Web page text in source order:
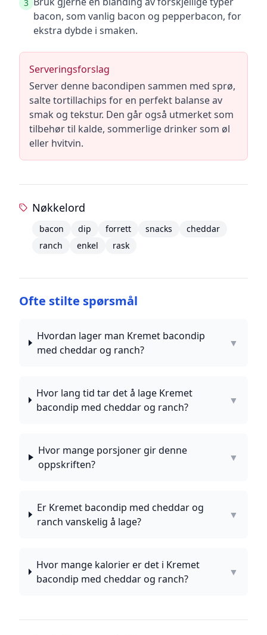
3
bacon, som vanlig bacon og pepperbacon, for
ekstra dybde i smaken.
Serveringsforslag
Server denne bacondipen sammen med sprø,
salte tortillachips for en perfekt balanse av
smak og tekstur. Den går også utmerket som
tilbehør til kalde, sommerlige drinker som øl
eller hvitvin.
Nøkkelord
bacon dip forrett snacks
cheddar
ranch
enkel rask
Ofte stilte spørsmål
Hvordan lager man Kremet bacondip
med cheddar og ranch?
▼
Hvor lang tid tar det å lage Kremet
bacondip med cheddar og ranch?
▼
Hvor mange porsjoner gir denne
oppskriften?
▼
Er Kremet bacondip med cheddar og
ranch vanskelig å lage?
▼
Hvor mange kalorier er det i Kremet
bacondip med cheddar og ranch?
▼